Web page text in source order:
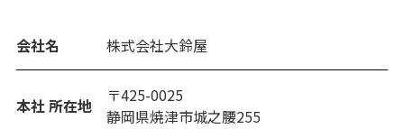
会社名 株式会社大鈴屋
本社 所在地
〒425-0025
静岡県焼津市城之腰255